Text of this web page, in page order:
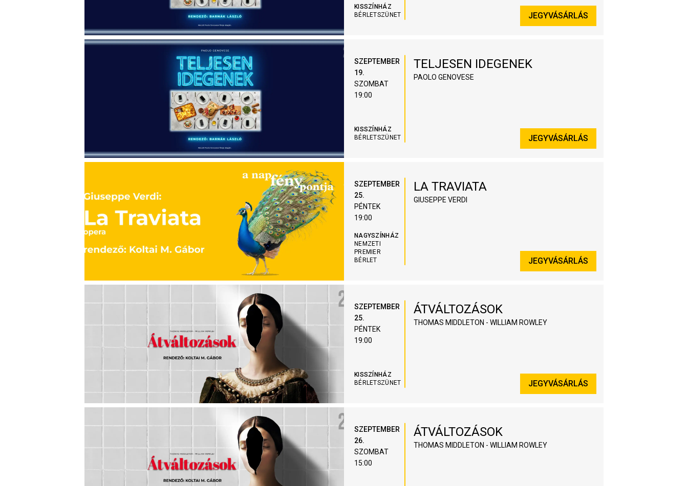
KISSZÍNHÁZ
BÉRLETSZÜNET
JEGYVÁSÁRLÁS
SZEPTEMBER
19.
SZOMBAT
19:00
KISSZÍNHÁZ
BÉRLETSZÜNET
TELJESEN IDEGENEK
PAOLO GENOVESE
JEGYVÁSÁRLÁS
SZEPTEMBER
25.
PÉNTEK
19:00
NAGYSZÍNHÁZ
NEMZETI
PREMIER
BÉRLET
LA TRAVIATA
GIUSEPPE VERDI
JEGYVÁSÁRLÁS
SZEPTEMBER
25.
PÉNTEK
19:00
KISSZÍNHÁZ
BÉRLETSZÜNET
ÁTVÁLTOZÁSOK
THOMAS MIDDLETON - WILLIAM ROWLEY
JEGYVÁSÁRLÁS
SZEPTEMBER
26.
SZOMBAT
15:00
ÁTVÁLTOZÁSOK
THOMAS MIDDLETON - WILLIAM ROWLEY